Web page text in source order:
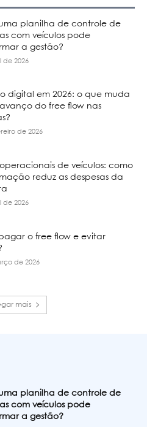
planilha de controle de
com veículos pode
a gestão?
de 2026
digital em 2026: o que muda
do free flow nas
de 2026
operacionais de veículos: como
reduz as despesas da
de 2026
o free flow e evitar
de 2026
mais
planilha de controle de
com veículos pode
a gestão?